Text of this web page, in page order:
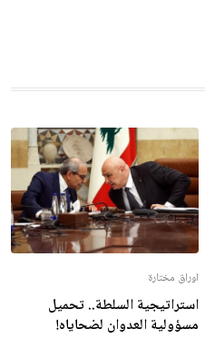
اوراق مختارة
استراتيجية السلطة.. تحميل
مسؤولية العدوان لضحاياه!